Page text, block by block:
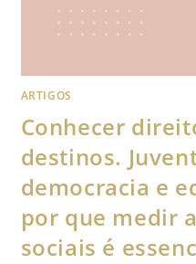
ARTIGOS
Conhecer
destinos.
democracia e
por que medir
sociais é